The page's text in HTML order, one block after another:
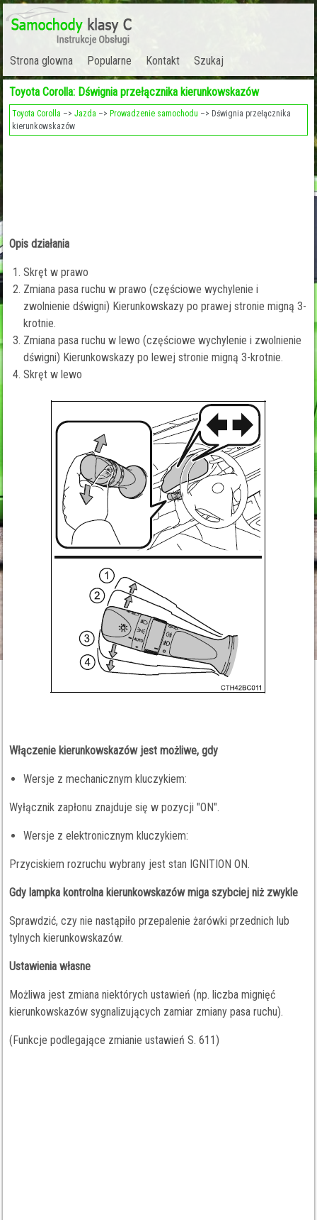
Strona glowna Popularne Kontakt Szukaj
Toyota Corolla: Dśwignia przełącznika kierunkowskazów
Toyota Corolla –>Jazda –> Prowadzenie samochodu –> Dśwignia przełącznika
kierunkowskazów
Opis działania
Skręt w prawo
Zmiana pasa ruchu w prawo (częściowe wychylenie i
zwolnienie dświgni) Kierunkowskazy po prawej stronie migną 3-
krotnie.
Zmiana pasa ruchu w lewo (częściowe wychylenie i zwolnienie
dświgni) Kierunkowskazy po lewej stronie migną 3-krotnie.
Skręt w lewo
Włączenie kierunkowskazów jest możliwe, gdy
Wersje z mechanicznym kluczykiem:
Wyłącznik zapłonu znajduje się w pozycji "ON".
Wersje z elektronicznym kluczykiem:
Przyciskiem rozruchu wybrany jest stan IGNITION ON.
Gdy lampka kontrolna kierunkowskazów miga szybciej niż zwykle
Sprawdzić, czy nie nastąpiło przepalenie żarówki przednich lub
tylnych kierunkowskazów.
Ustawienia własne
Możliwa jest zmiana niektórych ustawień (np. liczba mignięć
kierunkowskazów sygnalizujących zamiar zmiany pasa ruchu).
(Funkcje podlegające zmianie ustawień S. 611)